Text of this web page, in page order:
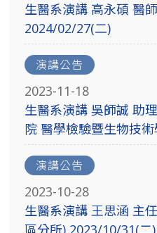
生醫系演講 高永碩 醫
2024/02/27(二)
演講公告
2023-11-18
生醫系演講 吳師誠 助
院 醫學檢驗暨生物技
演講公告
2023-10-28
生醫系演講 王思涵 主